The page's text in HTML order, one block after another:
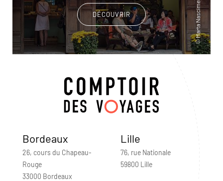
DÉCOUVRIR
Bordeaux
26, cours du Chapeau-
Rouge
33000 Bordeaux
Lille
76, rue Nationale
59800 Lille